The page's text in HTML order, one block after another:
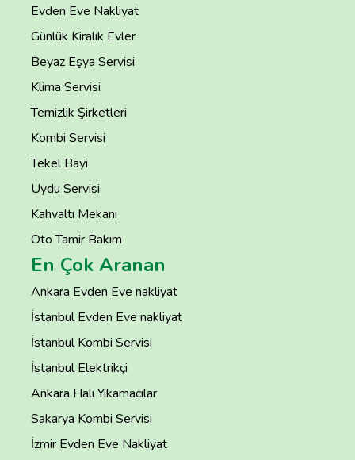
Evden Eve Nakliyat
Günlük Kiralık Evler
Beyaz Eşya Servisi
Klima Servisi
Temizlik Şirketleri
Kombi Servisi
Tekel Bayi
Uydu Servisi
Kahvaltı Mekanı
Oto Tamir Bakım
En Çok Aranan
Ankara Evden Eve nakliyat
İstanbul Evden Eve nakliyat
İstanbul Kombi Servisi
İstanbul Elektrikçi
Ankara Halı Yıkamacılar
Sakarya Kombi Servisi
İzmir Evden Eve Nakliyat